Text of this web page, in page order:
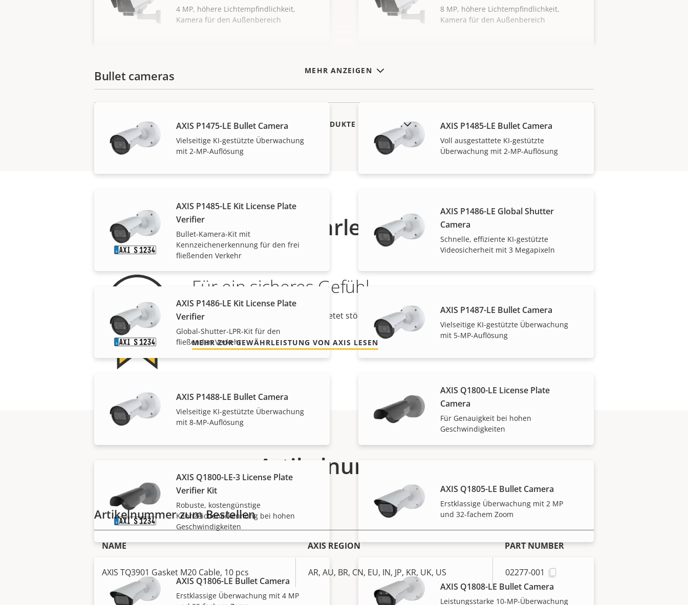
MEHR ANZEIGEN
4 MP, höhere Lichtempfindlichkeit,
Kamera für den Außenbereich
8 MP, höhere Lichtempfindlichkeit,
Kamera für den Außenbereich
Bullet cameras
AXIS P1475-LE Bullet Camera
Vielseitige KI-gestützte Überwachung
mit 2-MP-Auflösung
AXIS P1485-LE Bullet Camera
Voll ausgestattete KI-gestützte
Überwachung mit 2-MP-Auflösung
AXIS P1485-LE Kit License Plate
Verifier
Bullet-Kamera-Kit mit
Kennzeichenerkennung für den frei
fließenden Verkehr
AXIS P1486-LE Global Shutter
Camera
Schnelle, effiziente KI-gestützte
Videosicherheit mit 3 Megapixeln
AXIS P1486-LE Kit License Plate
Verifier
Global-Shutter-LPR-Kit für den
fließenden Verkehr
AXIS P1487-LE Bullet Camera
Vielseitige KI-gestützte Überwachung
mit 5-MP-Auflösung
AXIS P1488-LE Bullet Camera
Vielseitige KI-gestützte Überwachung
mit 8-MP-Auflösung
AXIS Q1800-LE License Plate
Camera
Für Genauigkeit bei hohen
Geschwindigkeiten
AXIS Q1800-LE-3 License Plate
Verifier Kit
Robuste, kostengünstige
Kennzeichenerkennung bei hohen
Geschwindigkeiten
AXIS Q1805-LE Bullet Camera
Erstklassige Überwachung mit 2 MP
und 32-fachem Zoom
AXIS Q1806-LE Bullet Camera
Erstklassige Überwachung mit 4 MP
AXIS Q1808-LE Bullet Camera
Leistungsstarke 10-MP-Überwachung
AUSLAUFPRODUKTE ANZEIGEN
Gewährleistung
Für ein sicheres Gefühl
Unsere 3-jährige Gewährleistung bietet störungsfreien Betrieb und Kontrolle über Ihre Kosten.
MEHR ZUR GEWÄHRLEISTUNG VON AXIS LESEN
Artikelnummern
Artikelnummer zum Bestellen
NAME AXIS REGION PART NUMBER
AXIS TQ3901 Gasket M20 Cable, 10 pcs AR, AU, BR, CN, EU, IN, JP, KR, UK, US 02277-001